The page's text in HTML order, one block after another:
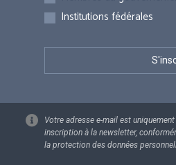
Institutions fédérales
Votre adresse e-mail est
inscription à la newsletter,
la protection des données